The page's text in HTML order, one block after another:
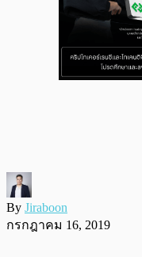
By Jiraboon
กรกฎาคม 16, 2019